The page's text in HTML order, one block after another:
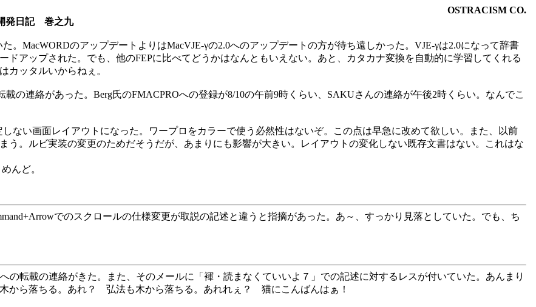
OSTRACISM CO.
発日記 巻之九
。MacWORDのアップデートよりはMacVJE-γの2.0へのアップデートの方が待ち遠しかった。VJE-γは2.0になって辞書
ドアップされた。でも、他のFEPに比べてどうかはなんともいえない。あと、カタカナ変換を自動的に学習してくれる
カッタルいからねぇ。
の連絡があった。Berg氏のFMACPROへの登録が8/10の午前9時くらい、SAKUさんの連絡が午後2時くらい。なんでこ
ない画面レイアウトになった。ワープロをカラーで使う必然性はないぞ。この点は早急に改めて欲しい。また、以前
う。ルビ実装の変更のためだそうだが、あまりにも影響が大きい。レイアウトの変化しない既存文書はない。これはな
んど。
でのスクロールの仕様変更が取説の記述と違うと指摘があった。あ～、すっかり見落としていた。でも、ち
転載の連絡がきた。また、そのメールに「褌・読まなくていいよ７」での記述に対するレスが付いていた。あんまり
から落ちる。あれ？ 弘法も木から落ちる。あれれぇ？ 猫にこんばんはぁ！